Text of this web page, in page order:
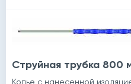
Струйная трубка 800
Копье с нанесенной